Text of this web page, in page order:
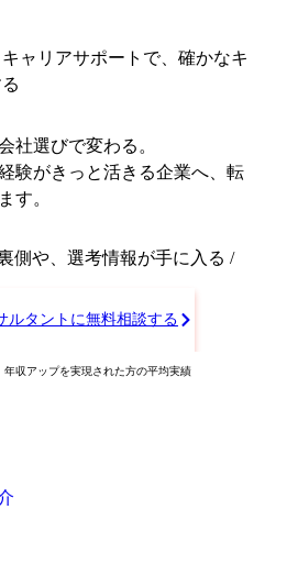
ャリアサポートで、 確かなキ
社選びで変わる。
験がきっと活きる企業へ、転
す。
側や、選考情報が手に入る /
ルタントに無料相談する
収アップを実現された方の平均実績